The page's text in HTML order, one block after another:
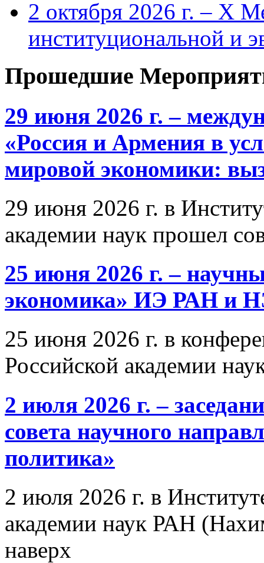
2 октября 2026 г. – X
институциональной и
Прошедшие
29 июня 2026 г. –
«Россия и Армения в
мировой экономики:
29 июня 2026 г. в
академии наук прошел
25 июня 2026 г. –
экономика» ИЭ РАН и
25 июня 2026 г. в
Российской академии
2 июля 2026 г. –
совета научного
политика»
2 июля 2026 г. в
академии наук РАН
наверх